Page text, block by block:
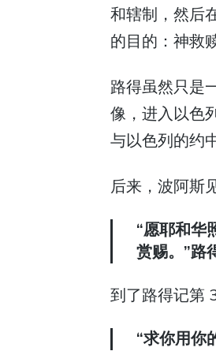
和辖制，然后
的目的：神救
路得虽然只是
像，进入以色
与以色列的约中
后来，波阿斯
“愿耶和华
赏赐。”路
到了路得记第
“求你用你